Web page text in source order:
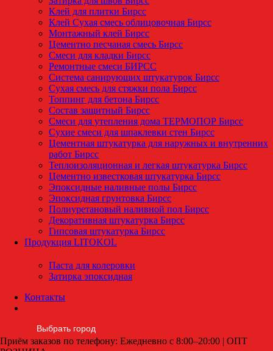
Клей для плитки Бирсс
Клей Сухая смесь облицовочная Бирсс
Монтажный клей Бирсс
Цементно песчаная смесь Бирсс
Смеси для кладки Бирсс
Ремонтные смеси БИРСС
Система санирующих штукатурок Бирсс
Сухая смесь для стяжки пола Бирсс
Топпинг для бетона Бирсс
Состав защитный Бирсс
Смеси для утепления дома ТЕРМОПОР Бирсс
Сухие смеси для шпаклевки стен Бирсс
Цементная штукатурка для наружных и внутренних
работ Бирсс
Теплоизоляционная и легкая штукатурка Бирсс
Цементно известковая штукатурка Бирсс
Эпоксидные наливные полы Бирсс
Эпоксидная грунтовка Бирсс
Полиуретановый наливной пол Бирсс
Декоративная штукатурка Бирсс
Гипсовая штукатурка Бирсс
Продукция LITOKOL
Паста для колеровки
Затирка эпоксидная
Контакты
Выбрать город
Приём заказов по телефону: Ежедневно с 8:00–20:00 | ОПТ